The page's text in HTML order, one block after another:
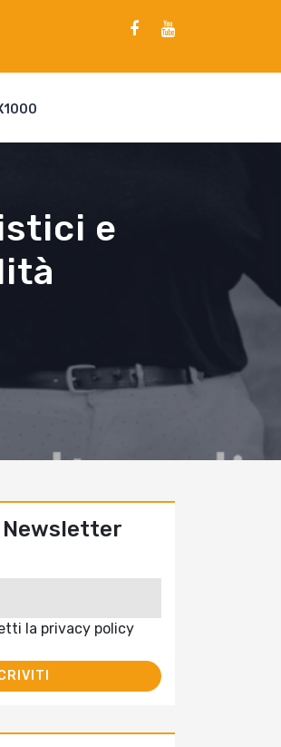
e
la privacy policy